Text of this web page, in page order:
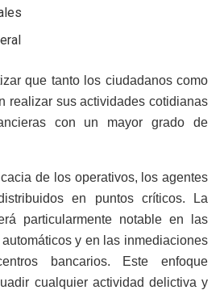
que tanto los ciudadanos como
realizar sus actividades cotidianas
con un mayor grado de
de los operativos, los agentes
en puntos críticos. La
particularmente notable en las
y en las inmediaciones
bancarios. Este enfoque
cualquier actividad delictiva y